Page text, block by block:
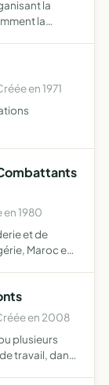
la
la
en 1971
en 1980
et de
Maroc et
en 2008
plusieurs
travail, dans